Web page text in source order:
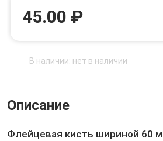
45.00 ₽
В наличии: нет в наличии
Описание
Флейцевая кисть шириной 60